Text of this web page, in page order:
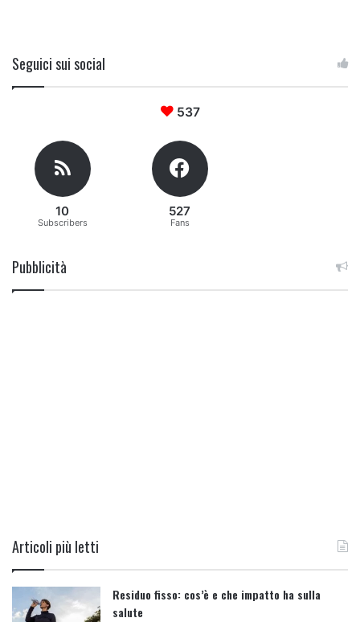
Seguici sui social
537
10
Subscribers
527
Fans
Pubblicità
Articoli più letti
Residuo fisso: cos’è e che impatto ha sulla
salute